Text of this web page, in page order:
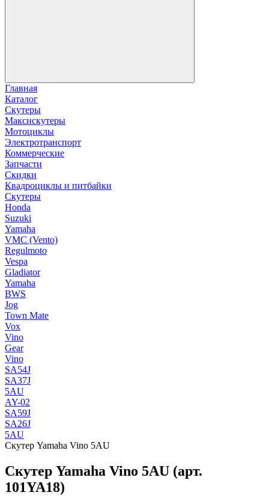
Главная
Каталог
Скутеры
Максискутеры
Мотоциклы
Электротранспорт
Коммерческие
Запчасти
Скидки
Квадроциклы и питбайки
Скутеры
Honda
Suzuki
Yamaha
VMC (Vento)
Regulmoto
Vespa
Gladiator
Yamaha
BWS
Jog
Town Mate
Vox
Vino
Gear
Vino
SA54J
SA37J
5AU
AY-02
SA59J
SA26J
5AU
Скутер Yamaha Vino 5AU
Скутер Yamaha Vino 5AU (арт.
101YA18)